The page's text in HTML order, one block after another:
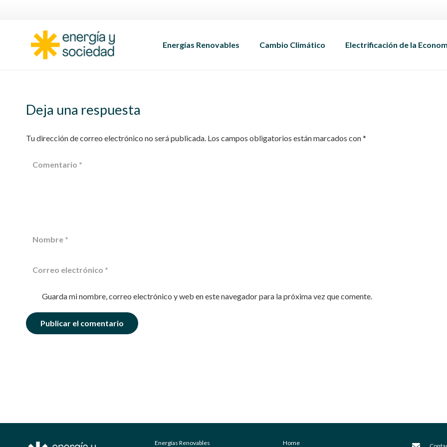
Energías Renovables Cambio Climático Electrificación de la
Deja una respuesta
Tu dirección de correo electrónico no será publicada. Los campos obligatorios están marcados con*
Guarda mi nombre, correo electrónico y web en este navegador para la próxima vez que comente.
Publicar el comentario
Energías Renovables Home